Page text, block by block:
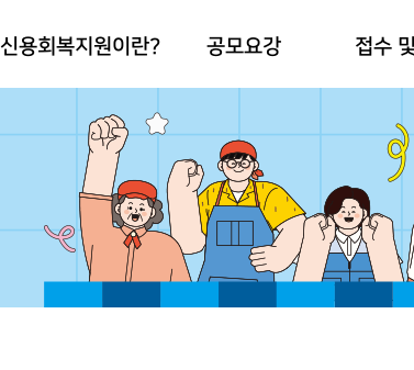
신용회복지원이란? 공모요강 접수